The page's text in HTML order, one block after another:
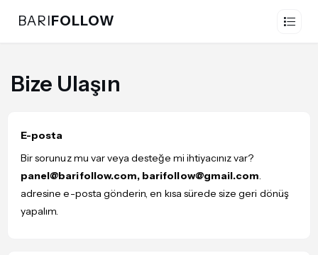
BARIFOLLOW
Bize Ulaşın
E-posta
Bir sorunuz mu var veya desteğe mi ihtiyacınız var?
panel@barifollow.com, barifollow@gmail.com.
adresine e-posta gönderin, en kısa sürede size geri dönüş
yapalım.